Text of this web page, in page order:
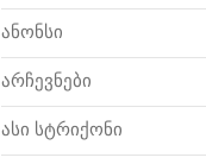
ანონსი
არჩევნები
ასი სტრიქონი